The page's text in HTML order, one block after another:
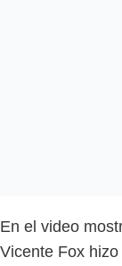
En el video
Vicente Fox